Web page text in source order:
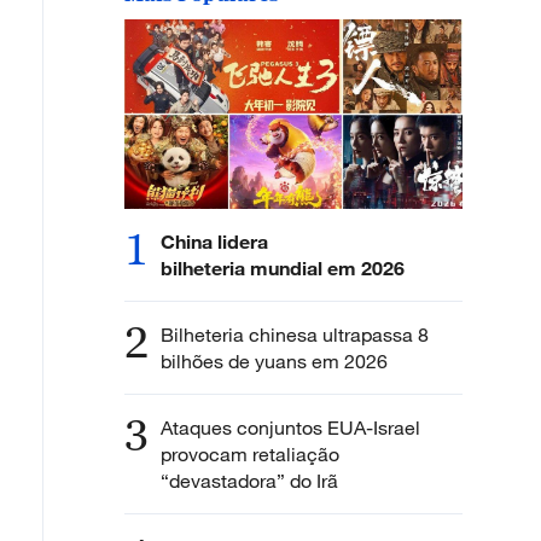
1
China lidera
bilheteria mundial em 2026
2 Bilheteria chinesa ultrapassa 8
bilhões de yuans em 2026
3 Ataques conjuntos EUA-Israel
provocam retaliação
“devastadora” do Irã